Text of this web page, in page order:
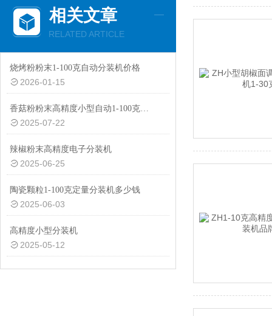
相关文章
RELATED ARTICLE
烧烤粉粉末1-100克自动分装机价格
2026-01-15
香菇粉粉末高精度小型自动1-100克分装机价格
2025-07-22
辣椒粉末高精度电子分装机
2025-06-25
陶瓷颗粒1-100克定量分装机多少钱
2025-06-03
高精度小型分装机
2025-05-12